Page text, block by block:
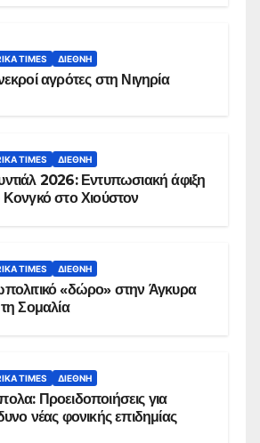
TIMES ΔΙΕΘΝΉ
αγρότες στη Νιγηρία
TIMES ΔΙΕΘΝΉ
2026: Εντυπωσιακή άφιξη
Κονγκό στο Χιούστον
TIMES ΔΙΕΘΝΉ
«δώρο» στην Άγκυρα
Σομαλία
TIMES ΔΙΕΘΝΉ
Προειδοποιήσεις για
νέας φονικής επιδημίας